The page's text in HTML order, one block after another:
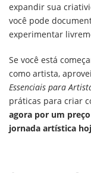
expandir sua
você pode
experimentar
Se você está
como artista,
Essenciais para
práticas para criar
agora por um
jornada artística